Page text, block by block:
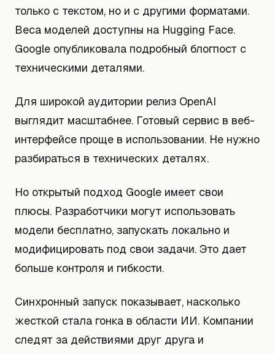
только с текстом, но и с другими форматами.
Веса моделей доступны на Hugging Face.
Google опубликовала подробный блогпост с
техническими деталями.
Для широкой аудитории релиз OpenAI
выглядит масштабнее. Готовый сервис в веб-
интерфейсе проще в использовании. Не нужно
разбираться в технических деталях.
Но открытый подход Google имеет свои
плюсы. Разработчики могут использовать
модели бесплатно, запускать локально и
модифицировать под свои задачи. Это дает
больше контроля и гибкости.
Синхронный запуск показывает, насколько
жесткой стала гонка в области ИИ. Компании
следят за действиями друг друга и